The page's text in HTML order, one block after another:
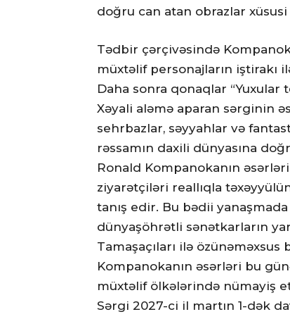
doğru can atan obrazlar
Tədbir çərçivəsində
müxtəlif personajların iştirakı
Daha sonra qonaqlar “Yuxular
Xəyali aləmə aparan sərginin
sehrbazlar, səyyahlar və
rəssamın daxili dünyasına
Ronald Kompanokanın
ziyarətçiləri reallıqla
tanış edir. Bu bədii
dünyaşöhrətli sənətkarların
Tamaşaçıları ilə
Kompanokanın əsərləri bu
müxtəlif ölkələrində nümayiş
Sərgi 2027-ci il martın 1-dək